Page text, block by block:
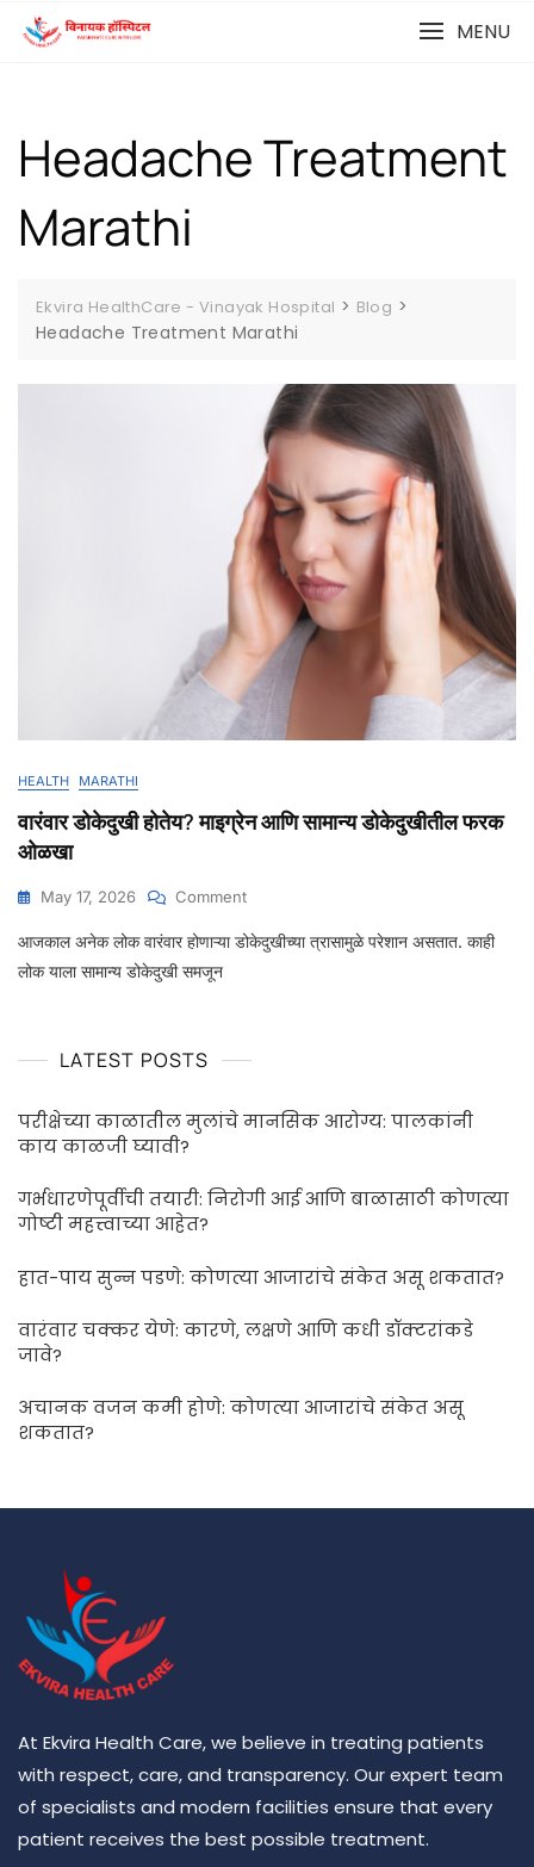
MENU
Headache Treatment
Marathi
Ekvira HealthCare - Vinayak Hospital > Blog >
Headache Treatment Marathi
HEALTH MARATHI
वारंवार डोकेदुखी होतेय? माइग्रेन आणि सामान्य डोकेदुखीतील फरक
ओळखा
May 17, 2026 Comment
आजकाल अनेक लोक वारंवार होणाऱ्या डोकेदुखीच्या त्रासामुळे परेशान असतात. काही
लोक याला सामान्य डोकेदुखी समजून
LATEST POSTS
परीक्षेच्या काळातील मुलांचे मानसिक आरोग्य: पालकांनी
काय काळजी घ्यावी?
गर्भधारणेपूर्वीची तयारी: निरोगी आई आणि बाळासाठी कोणत्या
गोष्टी महत्त्वाच्या आहेत?
हात-पाय सुन्न पडणे: कोणत्या आजारांचे संकेत असू शकतात?
वारंवार चक्कर येणे: कारणे, लक्षणे आणि कधी डॉक्टरांकडे
जावे?
अचानक वजन कमी होणे: कोणत्या आजारांचे संकेत असू
शकतात?
At Ekvira Health Care, we believe in treating patients
with respect, care, and transparency. Our expert team
of specialists and modern facilities ensure that every
patient receives the best possible treatment.